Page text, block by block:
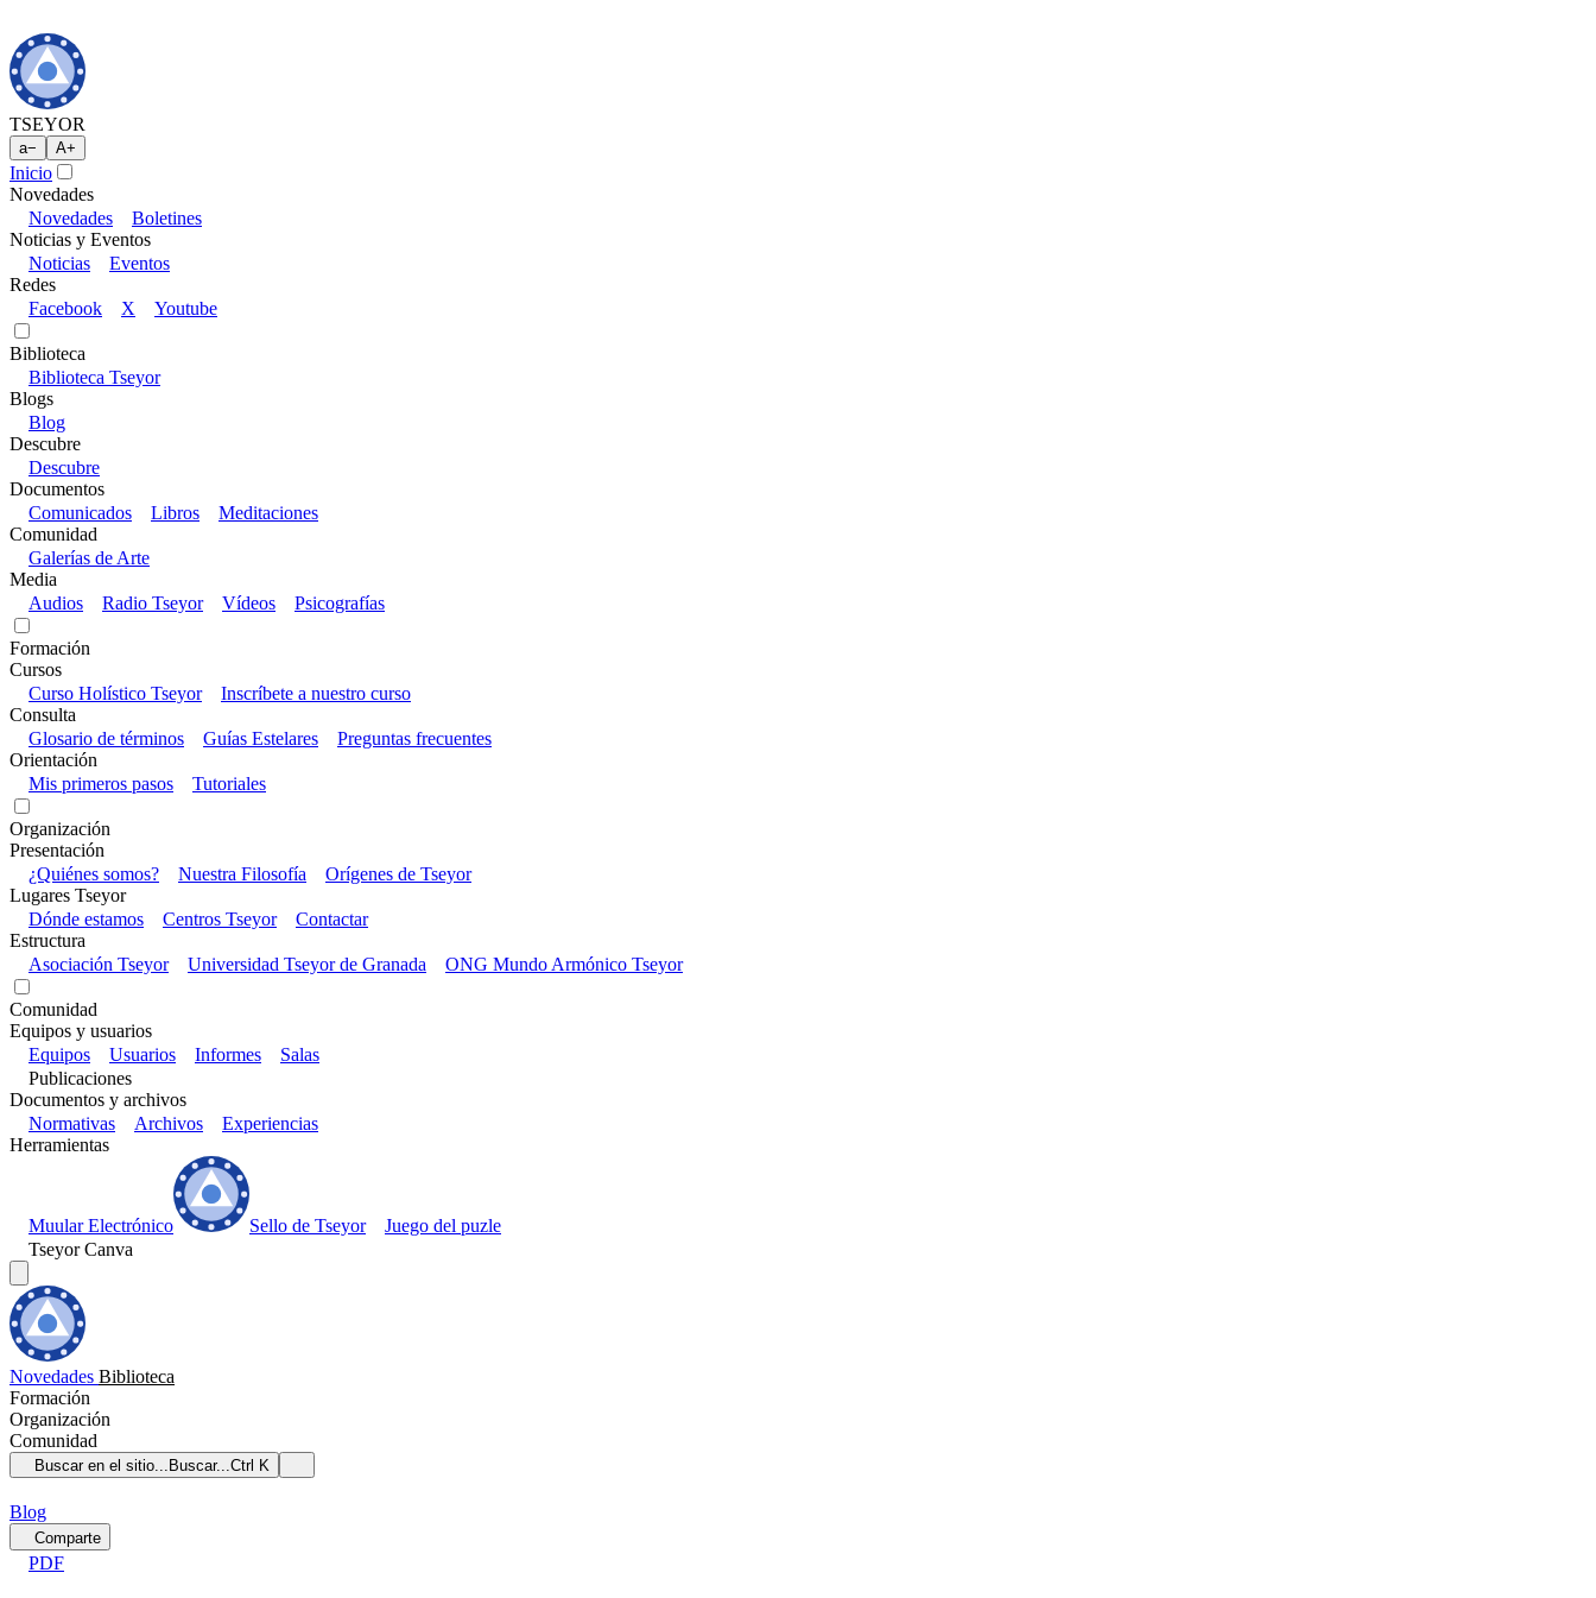
TSEYOR
a− A+
Inicio
Novedades
Novedades
Boletines
Noticias y Eventos
Noticias
Eventos
Redes
Facebook
X Youtube
Biblioteca
Biblioteca Tseyor
Blogs
Blog
Descubre
Descubre
Documentos
Comunicados
Libros
Meditaciones
Comunidad
Galerías de Arte
Media
Audios
Radio Tseyor Vídeos Psicografías
Formación
Cursos
Curso Holístico Tseyor
Inscríbete a nuestro curso
Consulta
Glosario de términos
Guías Estelares
Preguntas frecuentes
Orientación
Mis primeros pasos
Tutoriales
Organización
Presentación
¿Quiénes somos?
Nuestra Filosofía
Orígenes de Tseyor
Lugares Tseyor
Dónde estamos
Centros Tseyor
Contactar
Estructura
Asociación Tseyor
Universidad Tseyor de Granada ONG Mundo Armónico Tseyor
Comunidad
Equipos y usuarios
Equipos
Usuarios Informes
Salas
Publicaciones
Documentos y archivos
Normativas
Archivos
Experiencias
Herramientas
Muular Electrónico Sello de Tseyor
Juego del puzle
Tseyor Canva
Novedades Biblioteca
Formación
Organización
Comunidad
Buscar en el sitio... Buscar...Ctrl K
Blog
Comparte
PDF